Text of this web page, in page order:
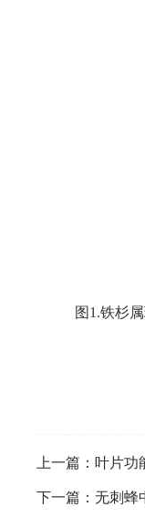
图 1.铁杉属
上一篇：叶片
下一篇：无刺蜂